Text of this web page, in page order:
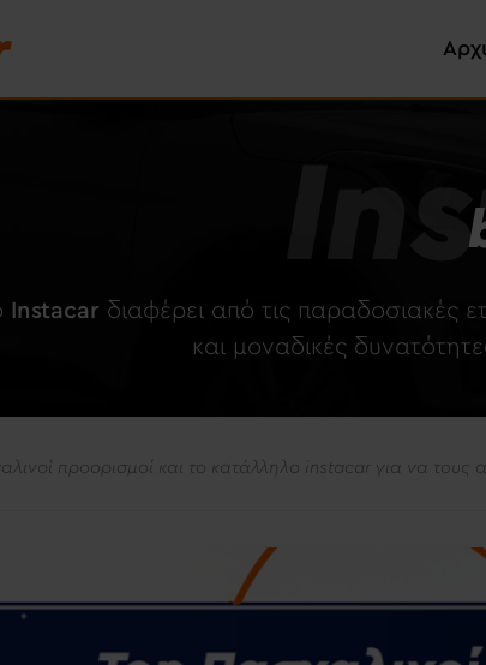
Instacar διαφέρει από τις παραδοσιακές
και μοναδικές
προορισμοί και το κατάλληλο instacar για να τους